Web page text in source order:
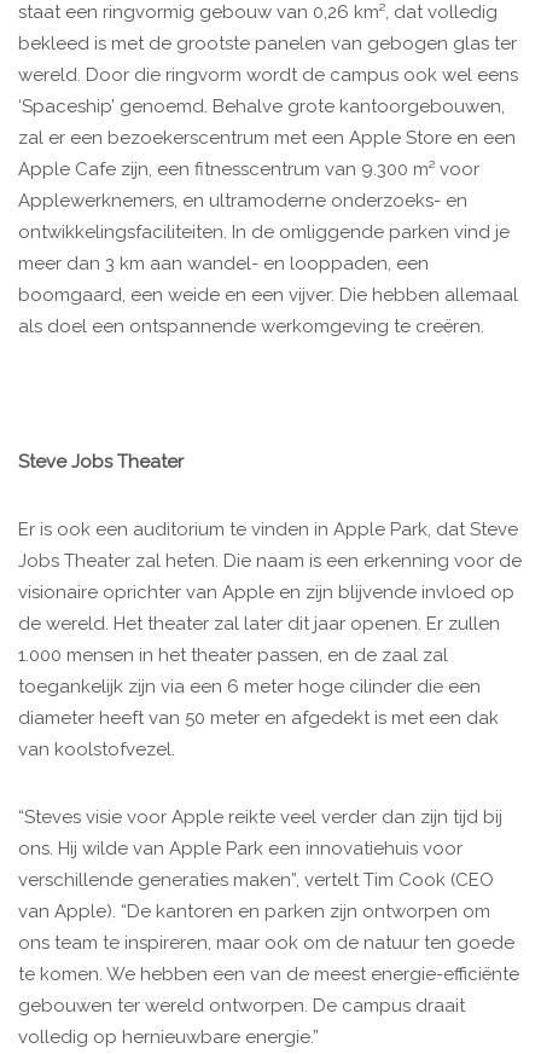
staat een ringvormig gebouw van 0,26 km², dat volledig
bekleed is met de grootste panelen van gebogen glas ter
wereld. Door die ringvorm wordt de campus ook wel eens
‘Spaceship’ genoemd. Behalve grote kantoorgebouwen,
zal er een bezoekerscentrum met een Apple Store en een
Apple Cafe zijn, een fitnesscentrum van 9.300 m² voor
Applewerknemers, en ultramoderne onderzoeks- en
ontwikkelingsfaciliteiten. In de omliggende parken vind je
meer dan 3 km aan wandel- en looppaden, een
boomgaard, een weide en een vijver. Die hebben allemaal
als doel een ontspannende werkomgeving te creëren.
Steve Jobs Theater
Er is ook een auditorium te vinden in Apple Park, dat Steve
Jobs Theater zal heten. Die naam is een erkenning voor de
visionaire oprichter van Apple en zijn blijvende invloed op
de wereld. Het theater zal later dit jaar openen. Er zullen
1.000 mensen in het theater passen, en de zaal zal
toegankelijk zijn via een 6 meter hoge cilinder die een
diameter heeft van 50 meter en afgedekt is met een dak
van koolstofvezel.
“Steves visie voor Apple reikte veel verder dan zijn tijd bij
ons. Hij wilde van Apple Park een innovatiehuis voor
verschillende generaties maken”, vertelt Tim Cook (CEO
van Apple). “De kantoren en parken zijn ontworpen om
ons team te inspireren, maar ook om de natuur ten goede
te komen. We hebben een van de meest energie-efficiënte
gebouwen ter wereld ontworpen. De campus draait
volledig op hernieuwbare energie.”